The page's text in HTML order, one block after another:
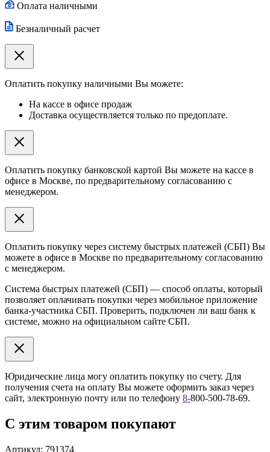
Оплата наличными
Безналичный расчет
Оплатить покупку наличными Вы можете:
На кассе в офисе продаж
Доставка осуществляется только по предоплате.
Оплатить покупку банковской картой Вы можете на кассе в
офисе в Москве, по предварительному согласованию с
менеджером.
Оплатить покупку через систему быстрых платежей (СБП) Вы
можете в офисе в Москве по предварительному согласованию
с менеджером.
Система быстрых платежей (СБП) — способ оплаты, который
позволяет оплачивать покупки через мобильное приложение
банка-участника СБП. Проверить, подключен ли ваш банк к
системе, можно на официальном сайте СБП.
Юридические лица могу оплатить покупку по счету. Для
получения счета на оплату Вы можете оформить заказ через
сайт, электронную почту или по телефону 8-800-500-78-69.
С этим товаром покупают
Артикул: 791374